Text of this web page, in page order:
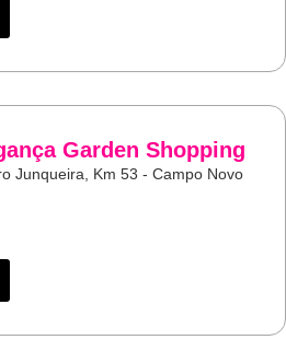
Garden Shopping
Junqueira, Km 53 - Campo Novo